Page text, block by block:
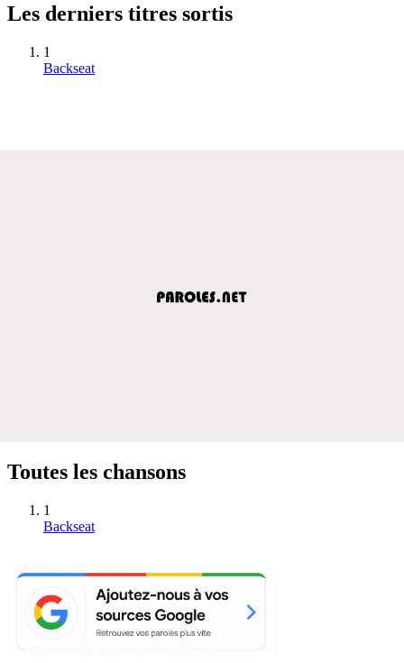
Les derniers titres sortis
1
Backseat
Toutes les chansons
1
Backseat